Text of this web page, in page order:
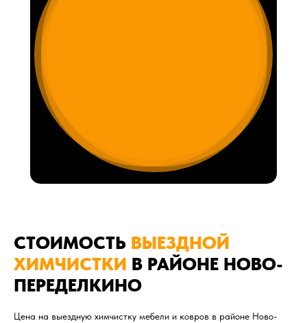
СТОИМОСТЬ ВЫЕЗДНОЙ
ХИМЧИСТКИ В РАЙОНЕ НОВО-
ПЕРЕДЕЛКИНО
Цена на выездную химчистку мебели и ковров в районе Ново-